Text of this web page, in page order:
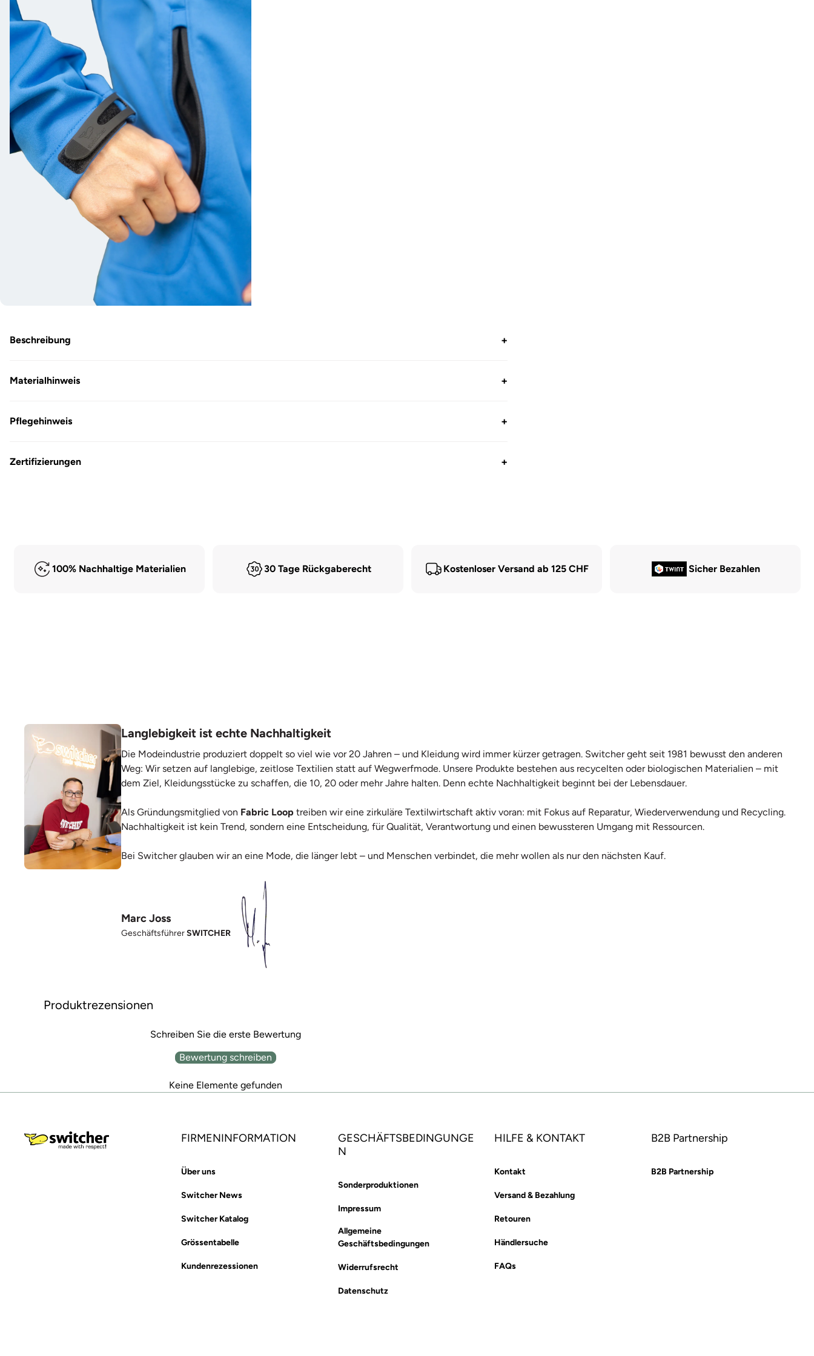
Modal
öffnen
Beschreibung +
Materialhinweis +
Pflegehinweis +
Zertifizierungen +
100% Nachhaltige Materialien 30 Tage Rückgaberecht Kostenloser Versand ab 125 CHF Sicher Bezahlen
Langlebigkeit ist echte Nachhaltigkeit
Die Modeindustrie produziert doppelt so viel wie vor 20 Jahren – und Kleidung wird immer kürzer getragen. Switcher geht seit 1981 bewusst den anderen
Weg: Wir setzen auf langlebige, zeitlose Textilien statt auf Wegwerfmode. Unsere Produkte bestehen aus recycelten oder biologischen Materialien – mit
dem Ziel, Kleidungsstücke zu schaffen, die 10, 20 oder mehr Jahre halten. Denn echte Nachhaltigkeit beginnt bei der Lebensdauer.
Als Gründungsmitglied von Fabric Loop treiben wir eine zirkuläre Textilwirtschaft aktiv voran: mit Fokus auf Reparatur, Wiederverwendung und Recycling.
Nachhaltigkeit ist kein Trend, sondern eine Entscheidung, für Qualität, Verantwortung und einen bewussteren Umgang mit Ressourcen.
Bei Switcher glauben wir an eine Mode, die länger lebt – und Menschen verbindet, die mehr wollen als nur den nächsten Kauf.
Marc Joss
GeschäftsführerSWITCHER
Produktrezensionen
Schreiben Sie die erste Bewertung
Bewertung schreiben
Keine Elemente gefunden
FIRMENINFORMATION
Über uns
Switcher News
Switcher Katalog
Grössentabelle
Kundenrezessionen
GESCHÄFTSBEDINGUNGE
N
Sonderproduktionen
Impressum
Allgemeine
Geschäftsbedingungen
Widerrufsrecht
Datenschutz
HILFE & KONTAKT
Kontakt
Versand & Bezahlung
Retouren
Händlersuche
FAQs
B2B Partnership
B2B Partnership